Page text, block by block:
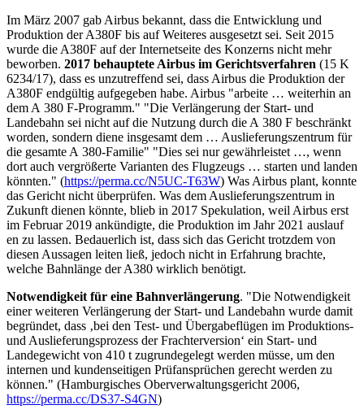
Im März 2007 gab Airbus bekannt, dass die Entwicklung und
Produktion der A380F bis auf Weiteres ausgesetzt sei. Seit 2015
wurde die A380F auf der Internetseite des Konzerns nicht mehr
beworben. 2017 behauptete Airbus im Gerichtsverfahren (15 K
6234/17), dass es unzutreffend sei, dass Airbus die Produktion der
A380F endgültig aufgegeben habe. Airbus "arbeite … weiterhin an
dem A 380 F-Programm." "Die Verlängerung der Start- und
Landebahn sei nicht auf die Nutzung durch die A 380 F beschränkt
worden, sondern diene insgesamt dem … Auslieferungszentrum für
die gesamte A 380-Familie" "Dies sei nur gewährleistet …, wenn
dort auch vergrößerte Varianten des Flugzeugs … starten und landen
könnten." (https://perma.cc/N5UC-T63W) Was Airbus plant, konnte
das Gericht nicht überprüfen. Was dem Auslieferungszentrum in
Zukunft dienen könnte, blieb in 2017 Spekulation, weil Airbus erst
im Februar 2019 ankündigte, die Produktion im Jahr 2021 auslauf
en zu lassen. Bedauerlich ist, dass sich das Gericht trotzdem von
diesen Aussagen leiten ließ, jedoch nicht in Erfahrung brachte,
welche Bahnlänge der A380 wirklich benötigt.
Notwendigkeit für eine Bahnverlängerung. "Die Notwendigkeit
einer weiteren Verlängerung der Start- und Landebahn wurde damit
begründet, dass ‚bei den Test- und Übergabeflügen im Produktions-
und Auslieferungsprozess der Frachterversion‘ ein Start- und
Landegewicht von 410 t zugrundegelegt werden müsse, um den
internen und kundenseitigen Prüfansprüchen gerecht werden zu
können." (Hamburgisches Oberverwaltungsgericht 2006,
https://perma.cc/DS37-S4GN)